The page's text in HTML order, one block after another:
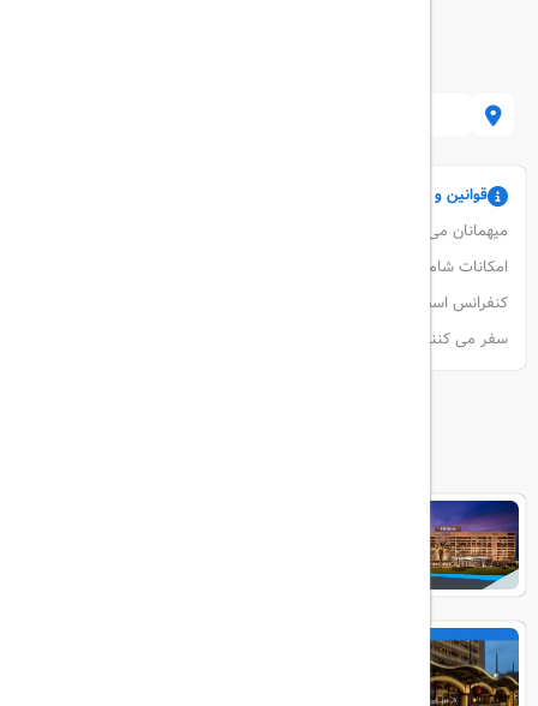
قوانین و مقررات
امکانات شامل سالن بازی ، سرویس اتاق ، سرویس لباسشویی و اتاق
کنفرانس است. فضاهای پارکینگ در دسترس مهمانانی است که با اتومبیل
سفر می کنند.